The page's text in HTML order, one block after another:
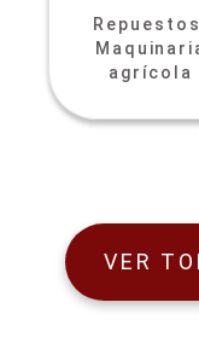
agrícola
VER